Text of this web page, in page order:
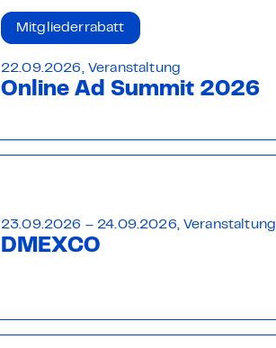
Mitgliederrabatt
22.09.2026, Veranstaltung
Online Ad Summit 2026
23.09.2026 – 24.09.2026, Veranstaltung
DMEXCO